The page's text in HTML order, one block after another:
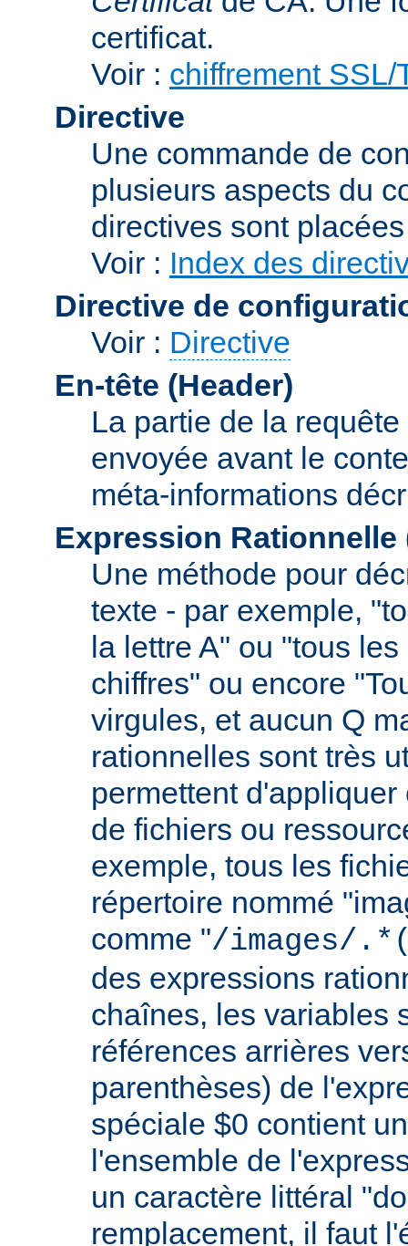
certificat.
Voir : chiffrement SSL/
Directive
Une commande de
plusieurs aspects du
directives sont
Voir : Index des
Directive de
Voir : Directive
En-tête (Header)
La partie de la
envoyée avant le
méta-informations
Expression
Une méthode pour
texte - par exemple,
la lettre A" ou "tous
chiffres" ou encore
virgules, et aucun Q
rationnelles sont très
permettent
de fichiers ou
exemple, tous les
répertoire nommé
comme "/images/
des expressions
chaînes, les variables
références arrières
parenthèses) de
spéciale $0 contient
l'ensemble de
un caractère littéral
remplacement, il faut